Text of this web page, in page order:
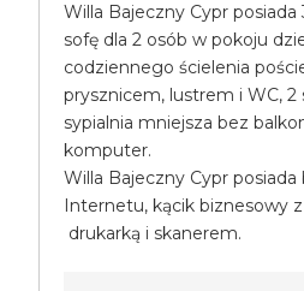
Willa Bajeczny Cypr
sofę dla 2 osób w pokoju
codziennego ścielenia
prysznicem, lustrem i WC, 2
sypialnia mniejsza bez
komputer.
Willa Bajeczny Cypr
Internetu, kącik biznesowy
drukarką i skanerem.